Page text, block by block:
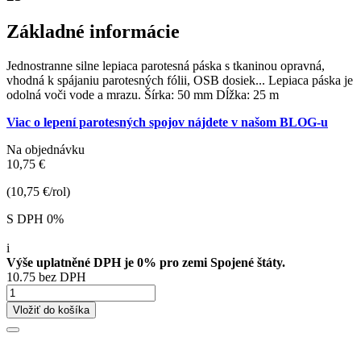
Základné informácie
Jednostranne silne lepiaca parotesná páska s tkaninou opravná,
vhodná k spájaniu parotesných fólii, OSB dosiek... Lepiaca páska je
odolná voči vode a mrazu. Šírka: 50 mm Dĺžka: 25 m
Viac o lepení parotesných spojov nájdete v našom BLOG-u
Na objednávku
10,75 €
(10,75 €/rol)
S DPH 0%
i
Výše uplatněné DPH je 0% pro zemi Spojené štáty.
10.75 bez DPH
Vložiť do košíka